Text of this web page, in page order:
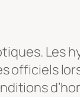
officiels